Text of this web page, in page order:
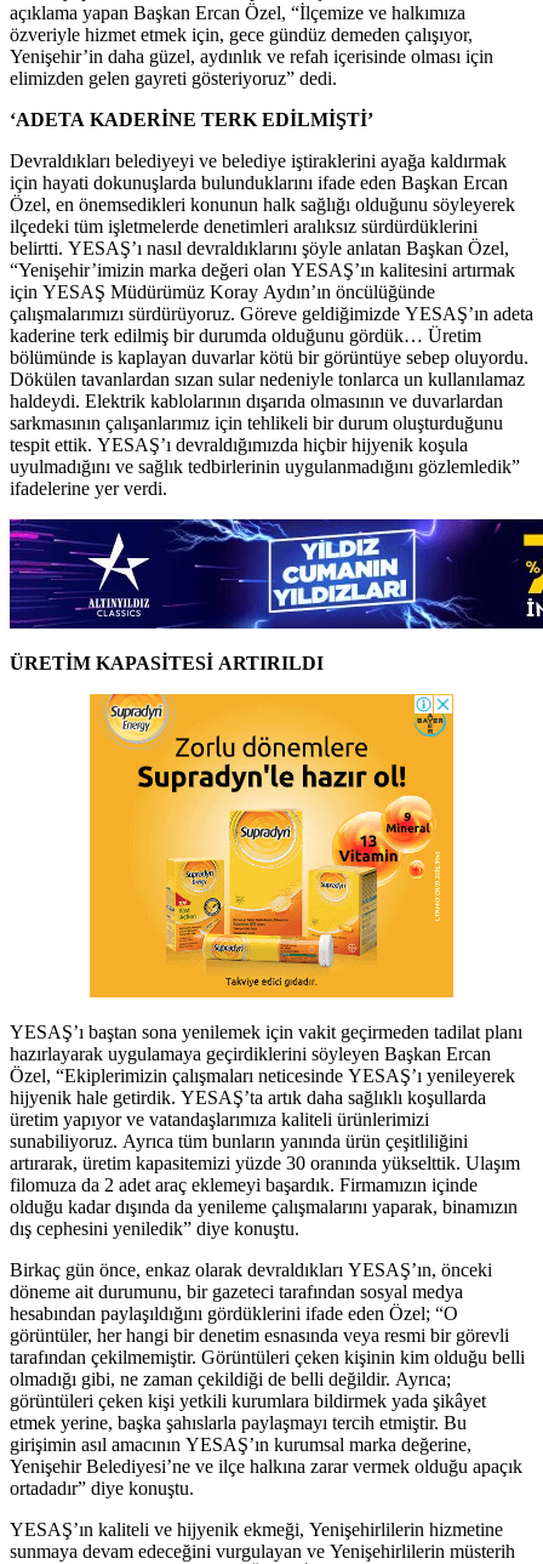
açıklama yapan Başkan Ercan Özel, “İlçemize ve halkımıza
özveriyle hizmet etmek için, gece gündüz demeden çalışıyor,
Yenişehir’in daha güzel, aydınlık ve refah içerisinde olması için
elimizden gelen gayreti gösteriyoruz” dedi.
‘ADETA KADERİNE TERK EDİLMİŞTİ’
Devraldıkları belediyeyi ve belediye iştiraklerini ayağa kaldırmak
için hayati dokunuşlarda bulunduklarını ifade eden Başkan Ercan
Özel, en önemsedikleri konunun halk sağlığı olduğunu söyleyerek
ilçedeki tüm işletmelerde denetimleri aralıksız sürdürdüklerini
belirtti. YESAŞ’ı nasıl devraldıklarını şöyle anlatan Başkan Özel,
“Yenişehir’imizin marka değeri olan YESAŞ’ın kalitesini artırmak
için YESAŞ Müdürümüz Koray Aydın’ın öncülüğünde
çalışmalarımızı sürdürüyoruz. Göreve geldiğimizde YESAŞ’ın adeta
kaderine terk edilmiş bir durumda olduğunu gördük… Üretim
bölümünde is kaplayan duvarlar kötü bir görüntüye sebep oluyordu.
Dökülen tavanlardan sızan sular nedeniyle tonlarca un kullanılamaz
haldeydi. Elektrik kablolarının dışarıda olmasının ve duvarlardan
sarkmasının çalışanlarımız için tehlikeli bir durum oluşturduğunu
tespit ettik. YESAŞ’ı devraldığımızda hiçbir hijyenik koşula
uyulmadığını ve sağlık tedbirlerinin uygulanmadığını gözlemledik”
ifadelerine yer verdi.
ÜRETİM KAPASİTESİ ARTIRILDI
YESAŞ’ı baştan sona yenilemek için vakit geçirmeden tadilat planı
hazırlayarak uygulamaya geçirdiklerini söyleyen Başkan Ercan
Özel, “Ekiplerimizin çalışmaları neticesinde YESAŞ’ı yenileyerek
hijyenik hale getirdik. YESAŞ’ta artık daha sağlıklı koşullarda
üretim yapıyor ve vatandaşlarımıza kaliteli ürünlerimizi
sunabiliyoruz. Ayrıca tüm bunların yanında ürün çeşitliliğini
artırarak, üretim kapasitemizi yüzde 30 oranında yükselttik. Ulaşım
filomuza da 2 adet araç eklemeyi başardık. Firmamızın içinde
olduğu kadar dışında da yenileme çalışmalarını yaparak, binamızın
dış cephesini yeniledik” diye konuştu.
Birkaç gün önce, enkaz olarak devraldıkları YESAŞ’ın, önceki
döneme ait durumunu, bir gazeteci tarafından sosyal medya
hesabından paylaşıldığını gördüklerini ifade eden Özel; “O
görüntüler, her hangi bir denetim esnasında veya resmi bir görevli
tarafından çekilmemiştir. Görüntüleri çeken kişinin kim olduğu belli
olmadığı gibi, ne zaman çekildiği de belli değildir. Ayrıca;
görüntüleri çeken kişi yetkili kurumlara bildirmek yada şikâyet
etmek yerine, başka şahıslarla paylaşmayı tercih etmiştir. Bu
girişimin asıl amacının YESAŞ’ın kurumsal marka değerine,
Yenişehir Belediyesi’ne ve ilçe halkına zarar vermek olduğu apaçık
ortadadır” diye konuştu.
YESAŞ’ın kaliteli ve hijyenik ekmeği, Yenişehirlilerin hizmetine
sunmaya devam edeceğini vurgulayan ve Yenişehirlilerin müsterih